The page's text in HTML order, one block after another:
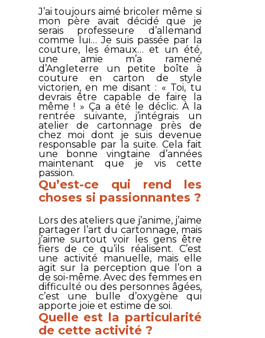
J’ai toujours aimé bricoler même si
mon père avait décidé que je
serais professeure d’allemand
comme lui… Je suis passée par la
couture, les émaux… et un été,
une amie m’a ramené
d’Angleterre un petite boîte à
couture en carton de style
victorien, en me disant : « Toi, tu
devrais être capable de faire la
même ! » Ça a été le déclic. À la
rentrée suivante, j’intégrais un
atelier de cartonnage près de
chez moi dont je suis devenue
responsable par la suite. Cela fait
une bonne vingtaine d’années
maintenant que je vis cette
passion.
Qu’est-ce qui rend les
choses si passionnantes ?
Lors des ateliers que j’anime, j’aime
partager l’art du cartonnage, mais
j’aime surtout voir les gens être
fiers de ce qu’ils réalisent. C’est
une activité manuelle, mais elle
agit sur la perception que l’on a
de soi-même. Avec des femmes en
difficulté ou des personnes âgées,
c’est une bulle d’oxygène qui
apporte joie et estime de soi.
Quelle est la particularité
de cette activité ?